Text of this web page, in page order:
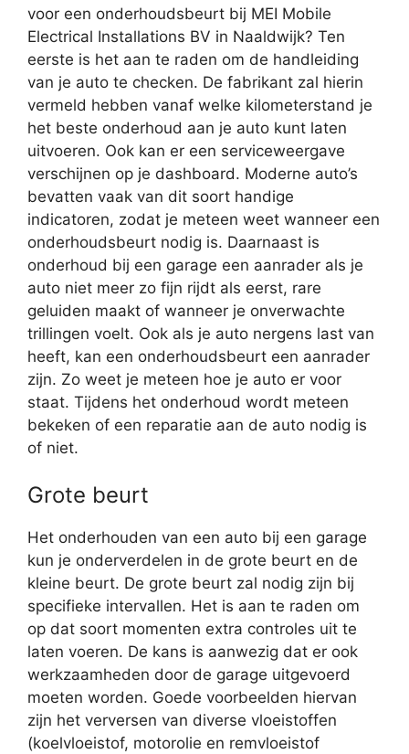
voor een onderhoudsbeurt bij MEI Mobile
Electrical Installations BV in Naaldwijk? Ten
eerste is het aan te raden om de handleiding
van je auto te checken. De fabrikant zal hierin
vermeld hebben vanaf welke kilometerstand je
het beste onderhoud aan je auto kunt laten
uitvoeren. Ook kan er een serviceweergave
verschijnen op je dashboard. Moderne auto’s
bevatten vaak van dit soort handige
indicatoren, zodat je meteen weet wanneer een
onderhoudsbeurt nodig is. Daarnaast is
onderhoud bij een garage een aanrader als je
auto niet meer zo fijn rijdt als eerst, rare
geluiden maakt of wanneer je onverwachte
trillingen voelt. Ook als je auto nergens last van
heeft, kan een onderhoudsbeurt een aanrader
zijn. Zo weet je meteen hoe je auto er voor
staat. Tijdens het onderhoud wordt meteen
bekeken of een reparatie aan de auto nodig is
of niet.
Grote beurt
Het onderhouden van een auto bij een garage
kun je onderverdelen in de grote beurt en de
kleine beurt. De grote beurt zal nodig zijn bij
specifieke intervallen. Het is aan te raden om
op dat soort momenten extra controles uit te
laten voeren. De kans is aanwezig dat er ook
werkzaamheden door de garage uitgevoerd
moeten worden. Goede voorbeelden hiervan
zijn het verversen van diverse vloeistoffen
(koelvloeistof, motorolie en remvloeistof